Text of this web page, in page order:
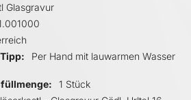
Glasgravur
Per Hand mit lauwarmen Wasser
1 Stück